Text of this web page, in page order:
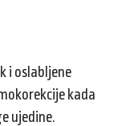
i oslabljene
kada
ujedine.